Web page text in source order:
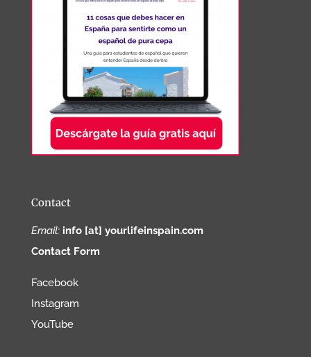
Contact
Email: info [at] yourlifeinspain.com
Contact Form
Facebook
Instagram
YouTube